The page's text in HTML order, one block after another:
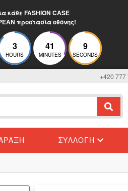
κάθε FASHION CASE
προστασία οθόνης!
3
HOURS
41
MINUTES
8
SECONDS
+420 777
ΣΥΛΛΟΓΉ